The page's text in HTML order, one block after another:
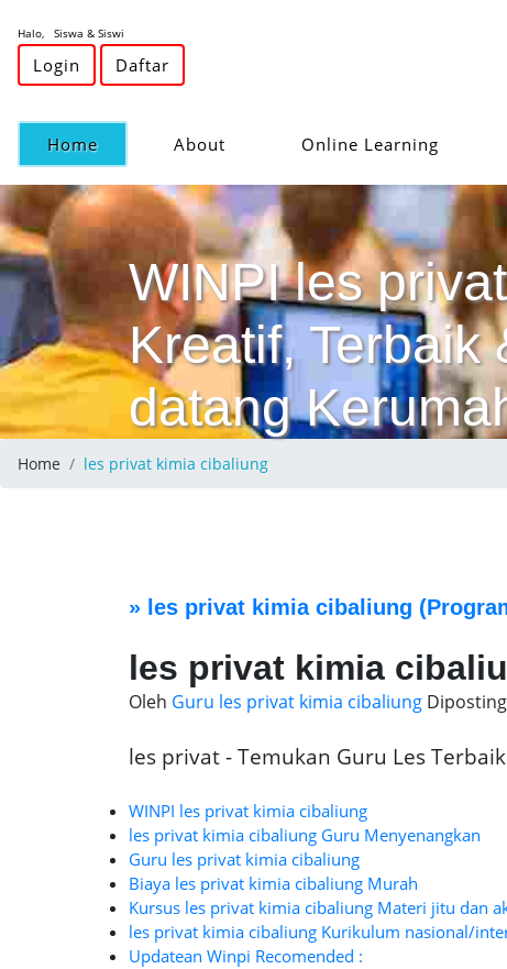
Halo, Siswa & Siswi
Login Daftar
Home(current) About Online Learning
WINPI les
Kreatif, Terbaik
datang
Home les privat kimia cibaliung
» les privat kimia cibaliung
les privat kimia
Oleh Guru les privat kimia cibaliung
les privat - Temukan Guru Les
WINPI les privat kimia cibaliung
les privat kimia cibaliung Guru Menyenangkan
Guru les privat kimia cibaliung
Biaya les privat kimia cibaliung Murah
Kursus les privat kimia cibaliung Materi jitu dan
les privat kimia cibaliung Kurikulum nasional/
Updatean Winpi Recomended :